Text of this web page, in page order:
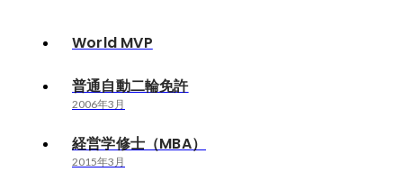
World MVP
普通自動二輪免許
2006年3月
経営学修士（MBA）
2015年3月